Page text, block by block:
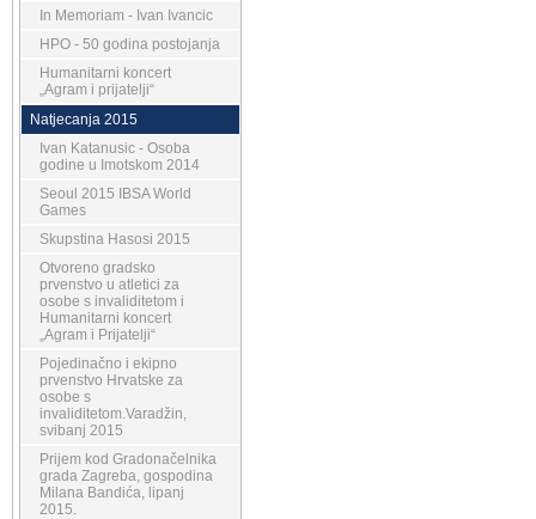
In Memoriam - Ivan Ivancic
HPO - 50 godina postojanja
Humanitarni koncert
„Agram i prijatelji“
Natjecanja 2015
Ivan Katanusic - Osoba
godine u Imotskom 2014
Seoul 2015 IBSA World
Games
Skupstina Hasosi 2015
Otvoreno gradsko
prvenstvo u atletici za
osobe s invaliditetom i
Humanitarni koncert
„Agram i Prijatelji“
Pojedinačno i ekipno
prvenstvo Hrvatske za
osobe s
invaliditetom.Varadžin,
svibanj 2015
Prijem kod Gradonačelnika
grada Zagreba, gospodina
Milana Bandića, lipanj
2015.